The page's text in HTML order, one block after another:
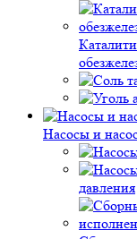
Насосы и
давления